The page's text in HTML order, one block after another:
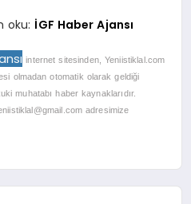
oku: İGF Haber Ajansı
internet sitesinden, Yeniistiklal.com
olmadan otomatik olarak geldiği
muhatabı haber kaynaklarıdır.
adresimize